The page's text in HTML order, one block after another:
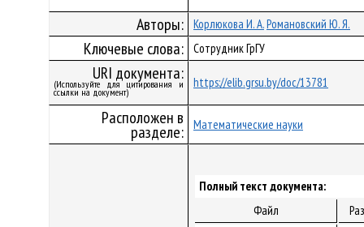
Авторы: Корлюкова И. А.Романовский Ю. Я.
Ключевые слова: Сотрудник ГрГУ
URI документа:
(Используйте для цитирования и
ссылки на документ)
https://elib.grsu.by/doc/13781
Расположен в
разделе: Математические науки
Полный текст документа:
Файл